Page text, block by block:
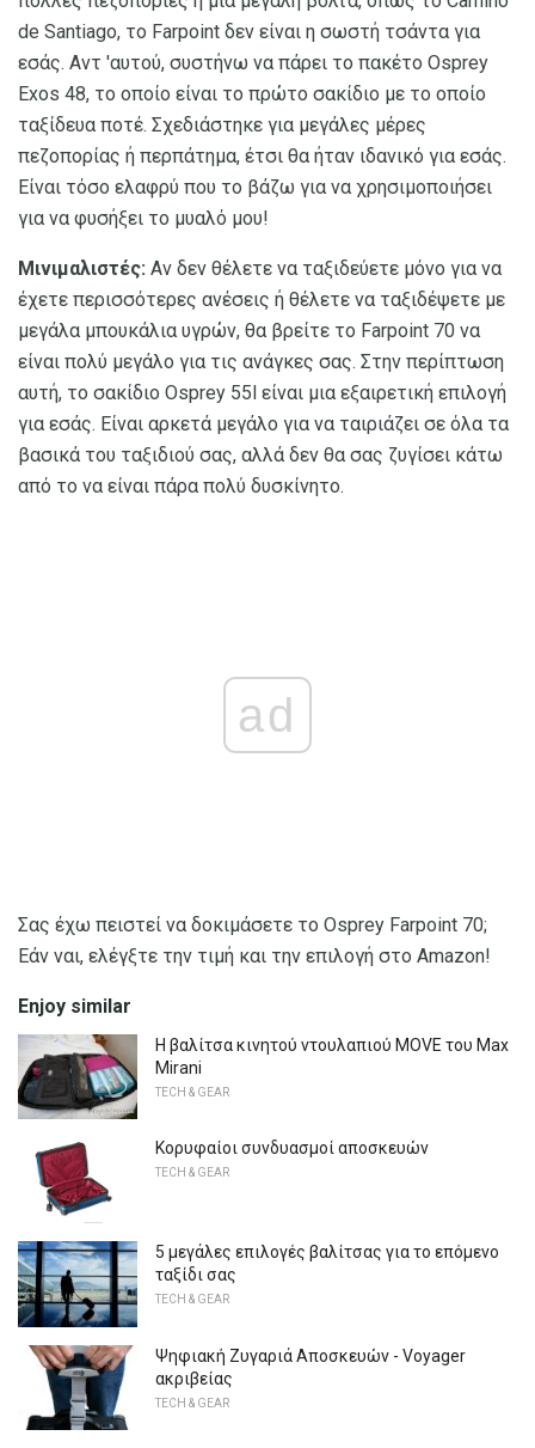
de Santiago, το Farpoint δεν είναι η σωστή τσάντα για
εσάς. Αντ 'αυτού, συστήνω να πάρει το πακέτο Osprey
Exos 48, το οποίο είναι το πρώτο σακίδιο με το οποίο
ταξίδευα ποτέ. Σχεδιάστηκε για μεγάλες μέρες
πεζοπορίας ή περπάτημα, έτσι θα ήταν ιδανικό για εσάς.
Είναι τόσο ελαφρύ που το βάζω για να χρησιμοποιήσει
για να φυσήξει το μυαλό μου!
Μινιμαλιστές: Αν δεν θέλετε να ταξιδεύετε μόνο για να
έχετε περισσότερες ανέσεις ή θέλετε να ταξιδέψετε με
μεγάλα μπουκάλια υγρών, θα βρείτε το Farpoint 70 να
είναι πολύ μεγάλο για τις ανάγκες σας. Στην περίπτωση
αυτή, το σακίδιο Osprey 55l είναι μια εξαιρετική επιλογή
για εσάς. Είναι αρκετά μεγάλο για να ταιριάζει σε όλα τα
βασικά του ταξιδιού σας, αλλά δεν θα σας ζυγίσει κάτω
από το να είναι πάρα πολύ δυσκίνητο.
ad
Σας έχω πειστεί να δοκιμάσετε το Osprey Farpoint 70;
Εάν ναι, ελέγξτε την τιμή και την επιλογή στο Amazon!
Enjoy similar
Η βαλίτσα κινητού ντουλαπιού MOVE του Max
Mirani
TECH & GEAR
Κορυφαίοι συνδυασμοί αποσκευών
TECH & GEAR
5 μεγάλες επιλογές βαλίτσας για το επόμενο
ταξίδι σας
TECH & GEAR
Ψηφιακή Ζυγαριά Αποσκευών - Voyager
ακριβείας
TECH & GEAR